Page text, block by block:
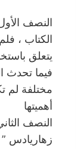
النصف
الكتاب ،
يتعلق
فيما تحدث
مختلفة لم
أهميتها
النصف
زهاريادس ”